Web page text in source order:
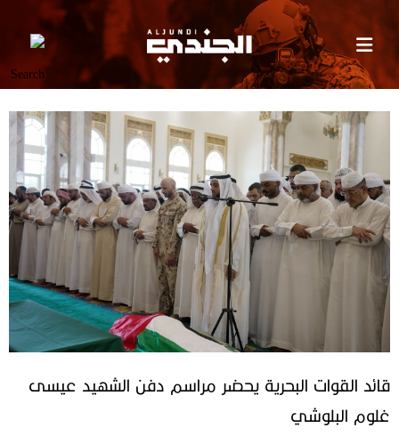
قائد القوات البحرية يحضر مراسم دفن الشهيد عيسى
غلوم البلوشي